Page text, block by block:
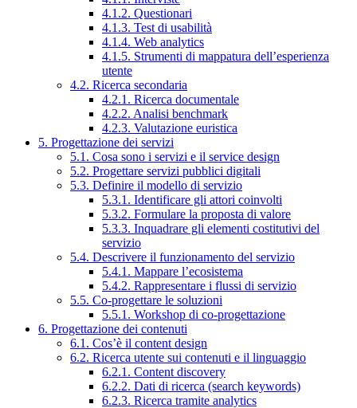
4.1.2. Questionari
4.1.3. Test di usabilità
4.1.4. Web analytics
4.1.5. Strumenti di mappatura dell’esperienza
utente
4.2. Ricerca secondaria
4.2.1. Ricerca documentale
4.2.2. Analisi benchmark
4.2.3. Valutazione euristica
5. Progettazione dei servizi
5.1. Cosa sono i servizi e il service design
5.2. Progettare servizi pubblici digitali
5.3. Definire il modello di servizio
5.3.1. Identificare gli attori coinvolti
5.3.2. Formulare la proposta di valore
5.3.3. Inquadrare gli elementi costitutivi del
servizio
5.4. Descrivere il funzionamento del servizio
5.4.1. Mappare l’ecosistema
5.4.2. Rappresentare i flussi di servizio
5.5. Co-progettare le soluzioni
5.5.1. Workshop di co-progettazione
6. Progettazione dei contenuti
6.1. Cos’è il content design
6.2. Ricerca utente sui contenuti e il linguaggio
6.2.1. Content discovery
6.2.2. Dati di ricerca (search keywords)
6.2.3. Ricerca tramite analytics